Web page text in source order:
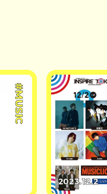
#MUSIC
2023.12.2